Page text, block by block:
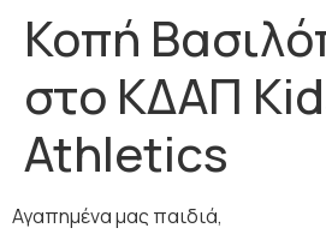
Κοπή
στο ΚΔΑΠ
Athletics
Αγαπημένα μας παιδιά,